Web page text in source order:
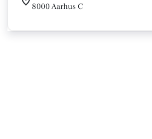
8000 Aarhus C